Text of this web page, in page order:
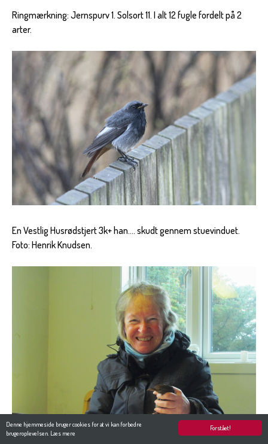
Forstået!
Denne hjemmeside bruger cookies for at vi kan forbedre
brugeroplevelsen. Læs mere
Ringmærkning: Jernspurv 1. Solsort 11. I alt 12 fugle fordelt på 2
arter.
En Vestlig Husrødstjert 3k+ han.... skudt gennem stuevinduet.
Foto: Henrik Knudsen.